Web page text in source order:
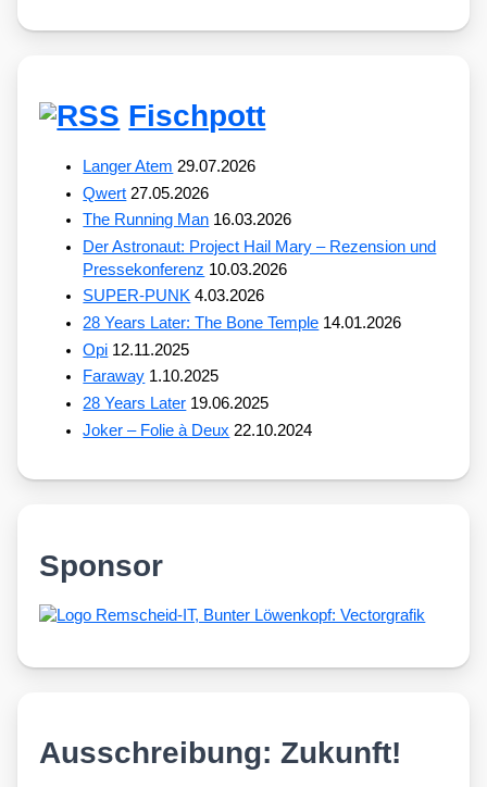
Fischpott
Langer Atem 29.07.2026
Qwert 27.05.2026
The Running Man 16.03.2026
Der Astronaut: Project Hail Mary – Rezension und
Pressekonferenz 10.03.2026
SUPER-PUNK 4.03.2026
28 Years Later: The Bone Temple 14.01.2026
Opi 12.11.2025
Faraway 1.10.2025
28 Years Later 19.06.2025
Joker – Folie à Deux 22.10.2024
Sponsor
Ausschreibung: Zukunft!